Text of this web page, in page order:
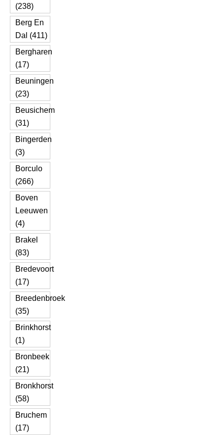
(238)
Berg En
Dal (411)
Bergharen
(17)
Beuningen
(23)
Beusichem
(31)
Bingerden
(3)
Borculo
(266)
Boven
Leeuwen
(4)
Brakel
(83)
Bredevoort
(17)
Breedenbroek
(35)
Brinkhorst
(1)
Bronbeek
(21)
Bronkhorst
(58)
Bruchem
(17)